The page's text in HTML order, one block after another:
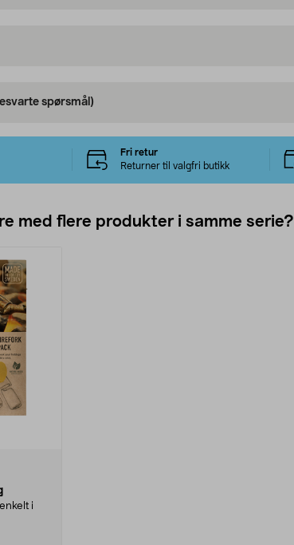
spørsmål)
Fri retur
Returner til valgfri butikk
med flere produkter i samme serie?
i